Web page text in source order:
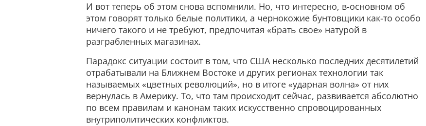
И вот теперь об этом снова вспомнили. Но, что интересно, в-основном об
этом говорят только белые политики, а чернокожие бунтовщики как-то особо
ничего такого и не требуют, предпочитая «брать свое» натурой в
разграбленных магазинах.
Парадокс ситуации состоит в том, что США несколько последних десятилетий
отрабатывали на Ближнем Востоке и других регионах технологии так
называемых «цветных революций», но в итоге «ударная волна» от них
вернулась в Америку. То, что там происходит сейчас, развивается абсолютно
по всем правилам и канонам таких искусственно спровоцированных
внутриполитических конфликтов.